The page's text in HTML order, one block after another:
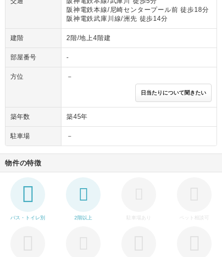
阪神電鉄本線/尼崎センタープール前 徒歩18分
阪神電鉄武庫川線/洲先 徒歩14分
建階 2階/地上4階建
部屋番号 -
方位 －
日当たりについて聞きたい
築年数 築45年
駐車場 －
物件の特徴
バス・トイレ別 2階以上 駐車場あり ペット相談可